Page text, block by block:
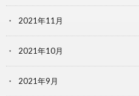
2021年11月
2021年10月
2021年9月